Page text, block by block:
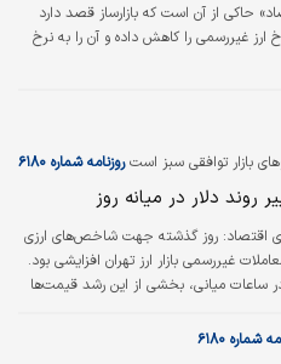
حاکی از آن است که بازارساز قصد دارد
ارز غیررسمی را کاهش داده و آن را به نرخ
بازار توافقی سبز است روزنامه شماره ۶۱۸۰
روند دلار در میانه روز
اقتصاد: روز گذشته جهت شاخص‌های ارزی
غیررسمی بازار ارز تهران افزایشی بود.
ساعات میانی، بخشی از این رشد قیمت‌ها
رقم ۷۷ هزار تومان سقف روانی نرخ دلار است و
شماره ۶۱۸۰